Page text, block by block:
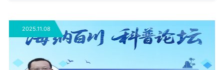
2025.11.08